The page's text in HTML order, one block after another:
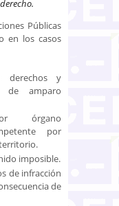
Públicas
en los casos
derechos y
de amparo
órgano
por
imposible.
de infracción
de